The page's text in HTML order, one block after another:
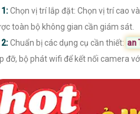
1:Chọn vị trí lắp đặt: Chọn vị trí cao
toàn bộ không gian cần giám sát.
2:Chuẩn bị các dụng cụ cần thiết: an
đỡ, bộ phát wifi để kết nối camera